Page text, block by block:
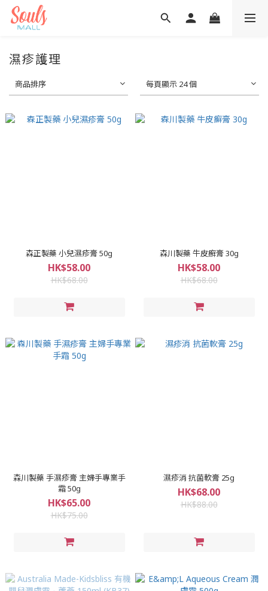
濕疹護理
商品排序 每頁顯示 24 個
森正製藥 小兒濕疹膏 50g
HK$58.00
HK$68.00
森川製藥 牛皮癬膏 30g
HK$58.00
HK$68.00
森川製藥 手濕疹膏 主婦手專業手
霜 50g
HK$65.00
HK$75.00
濕疹消 抗菌軟膏 25g
HK$68.00
HK$88.00